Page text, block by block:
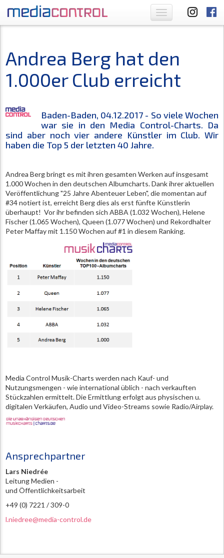
Toggle
navigation
Andrea Berg hat den
1.000er Club erreicht
Baden-Baden, 04.12.2017 - So viele Wochen
war sie in den Media Control-Charts. Da
sind aber noch vier andere Künstler im Club. Wir
haben die Top 5 der letzten 40 Jahre.
Andrea Berg bringt es mit ihren gesamten Werken auf insgesamt
1.000 Wochen in den deutschen Albumcharts. Dank ihrer aktuellen
Veröffentlichung "25 Jahre Abenteuer Leben", die momentan auf
#34 notiert ist, erreicht Berg dies als erst fünfte Künstlerin
überhaupt! Vor ihr befinden sich ABBA (1.032 Wochen), Helene
Fischer (1.065 Wochen), Queen (1.077 Wochen) und Rekordhalter
Peter Maffay mit 1.150 Wochen auf #1 in diesem Ranking.
Media Control Musik-Charts werden nach Kauf- und
Nutzungsmengen - wie international üblich - nach verkauften
Stückzahlen ermittelt. Die Ermittlung erfolgt aus physischen u.
digitalen Verkäufen, Audio und Video-Streams sowie Radio/Airplay.
Ansprechpartner
Lars Niedrée
Leitung Medien -
und Öffentlichkeitsarbeit
+49 (0) 7221 / 309-0
l.niedree@media-control.de